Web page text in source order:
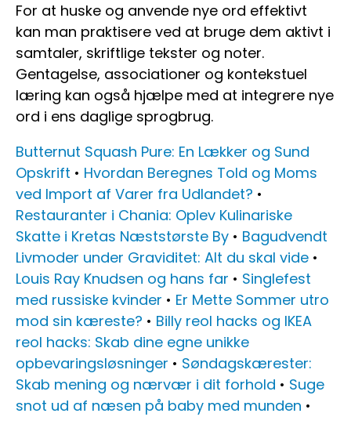
For at huske og anvende nye ord effektivt
kan man praktisere ved at bruge dem aktivt i
samtaler, skriftlige tekster og noter.
Gentagelse, associationer og kontekstuel
læring kan også hjælpe med at integrere nye
ord i ens daglige sprogbrug.
Butternut Squash Pure: En Lækker og Sund
Opskrift • Hvordan Beregnes Told og Moms
ved Import af Varer fra Udlandet? •
Restauranter i Chania: Oplev Kulinariske
Skatte i Kretas Næststørste By • Bagudvendt
Livmoder under Graviditet: Alt du skal vide •
Louis Ray Knudsen og hans far • Singlefest
med russiske kvinder • Er Mette Sommer utro
mod sin kæreste? • Billy reol hacks og IKEA
reol hacks: Skab dine egne unikke
opbevaringsløsninger • Søndagskærester:
Skab mening og nærvær i dit forhold • Suge
snot ud af næsen på baby med munden •